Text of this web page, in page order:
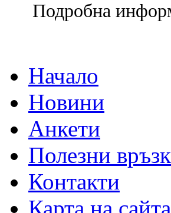
Подробна
Начало
Новини
Анкети
Полезни
Контакти
Карта на сайта